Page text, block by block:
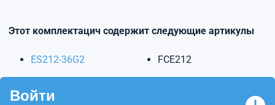
Этот комплектацич содержит следующие артикулы
ES212-36G2 FCE212
Войти